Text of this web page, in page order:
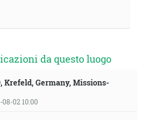
da questo luogo
Krefeld, Germany, Missions-
02 10:00